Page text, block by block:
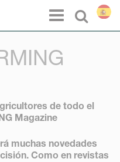
Select
Menu
de todo el
Magazine
muchas novedades
Como en revistas